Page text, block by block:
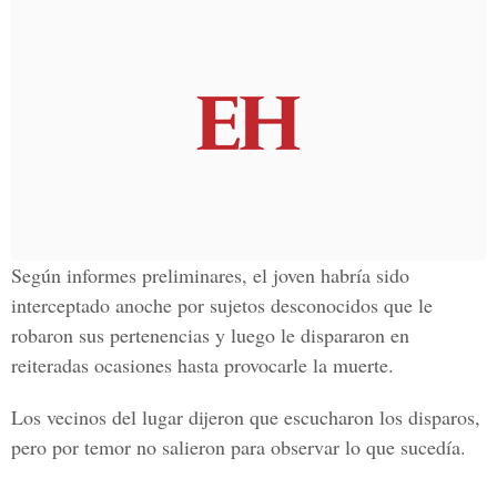
Según informes preliminares, el joven habría sido
interceptado anoche por sujetos desconocidos que le
robaron sus pertenencias y luego le dispararon en
reiteradas ocasiones hasta provocarle la muerte.
Los vecinos del lugar dijeron que escucharon los disparos,
pero por temor no salieron para observar lo que sucedía.